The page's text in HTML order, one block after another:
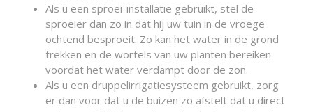
Als u een sproei-installatie gebruikt, stel de
sproeier dan zo in dat hij uw tuin in de vroege
ochtend besproeit. Zo kan het water in de grond
trekken en de wortels van uw planten bereiken
voordat het water verdampt door de zon.
Als u een druppelirrigatiesysteem gebruikt, zorg
er dan voor dat u de buizen zo afstelt dat u direct